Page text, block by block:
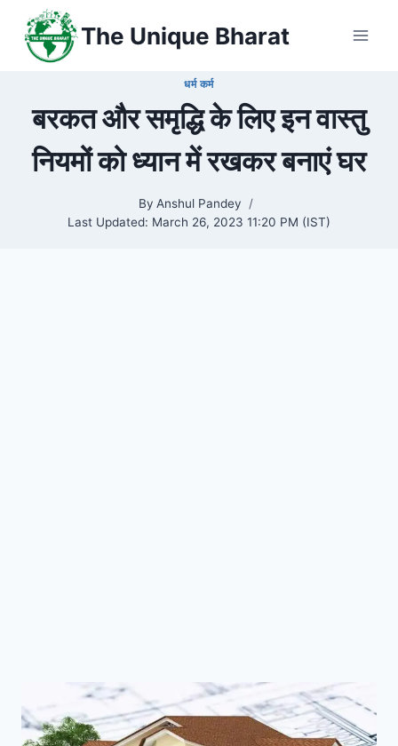
content
The Unique Bharat
धर्म कर्म
बरकत और समृद्धि के लिए इन वास्तु
नियमों को ध्यान में रखकर बनाएं घर
By Anshul Pandey
Last Updated: March 26, 2023 11:20 PM (IST)